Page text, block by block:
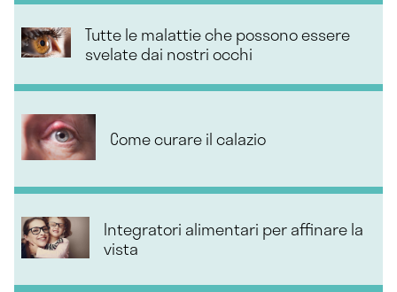
Tutte le malattie che possono essere
svelate dai nostri occhi
Come curare il calazio
Integratori alimentari per affinare la
vista